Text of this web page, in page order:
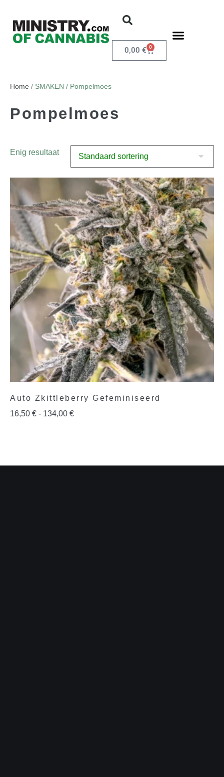
0,00 € 0
Home / SMAKEN / Pompelmoes
Pompelmoes
Enig resultaat
Auto Zkittleberry Gefeminiseerd
16,50 € - 134,00 €